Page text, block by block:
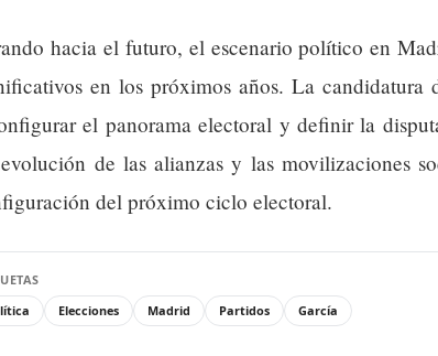
hacia el futuro, el escenario político en
en los próximos años. La candidatura
el panorama electoral y definir la
de las alianzas y las movilizaciones
del próximo ciclo electoral.
Elecciones Madrid Partidos García